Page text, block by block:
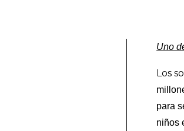
Uno
Los
para
niños